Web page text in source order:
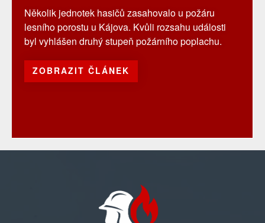
Několik jednotek hasičů zasahovalo u požáru
lesního porostu u Kájova. Kvůli rozsahu události
byl vyhlášen druhý stupeň požárního poplachu.
ZOBRAZIT ČLÁNEK